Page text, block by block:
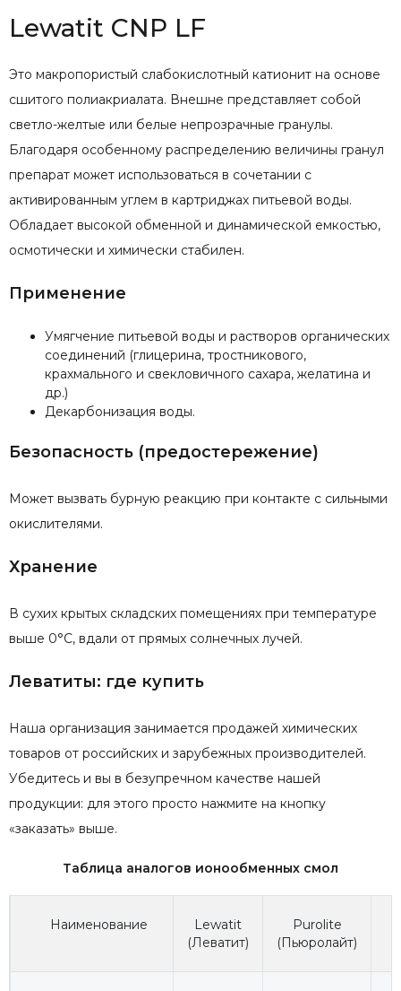
Lewatit CNP LF
Это макропористый слабокислотный катионит на основе
сшитого полиакриалата. Внешне представляет собой
светло-желтые или белые непрозрачные гранулы.
Благодаря особенному распределению величины гранул
препарат может использоваться в сочетании с
активированным углем в картриджах питьевой воды.
Обладает высокой обменной и динамической емкостью,
осмотически и химически стабилен.
Применение
Умягчение питьевой воды и растворов органических
соединений (глицерина, тростникового,
крахмального и свекловичного сахара, желатина и
др.)
Декарбонизация воды.
Безопасность (предостережение)
Может вызвать бурную реакцию при контакте с сильными
окислителями.
Хранение
В сухих крытых складских помещениях при температуре
выше 0°С, вдали от прямых солнечных лучей.
Леватиты: где купить
Наша организация занимается продажей химических
товаров от российских и зарубежных производителей.
Убедитесь и вы в безупречном качестве нашей
продукции: для этого просто нажмите на кнопку
«заказать» выше.
Таблица аналогов ионообменных смол
Наименование
Lewatit
(Леватит)
Purolite
(Пьюролайт)